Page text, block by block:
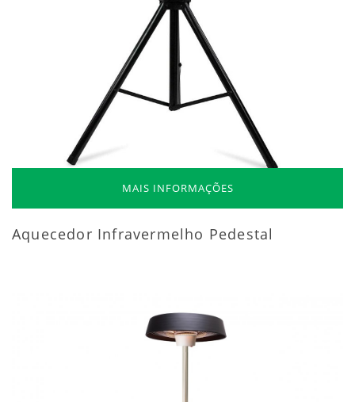
MAIS INFORMAÇÕES
Aquecedor Infravermelho Pedestal